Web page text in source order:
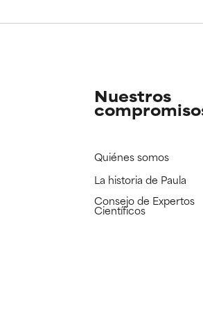
registrado, pero con la información
registrado, pero con la información
Nuestros
Quiénes somos
La historia de Paula
Consejo de Expertos
Científicos